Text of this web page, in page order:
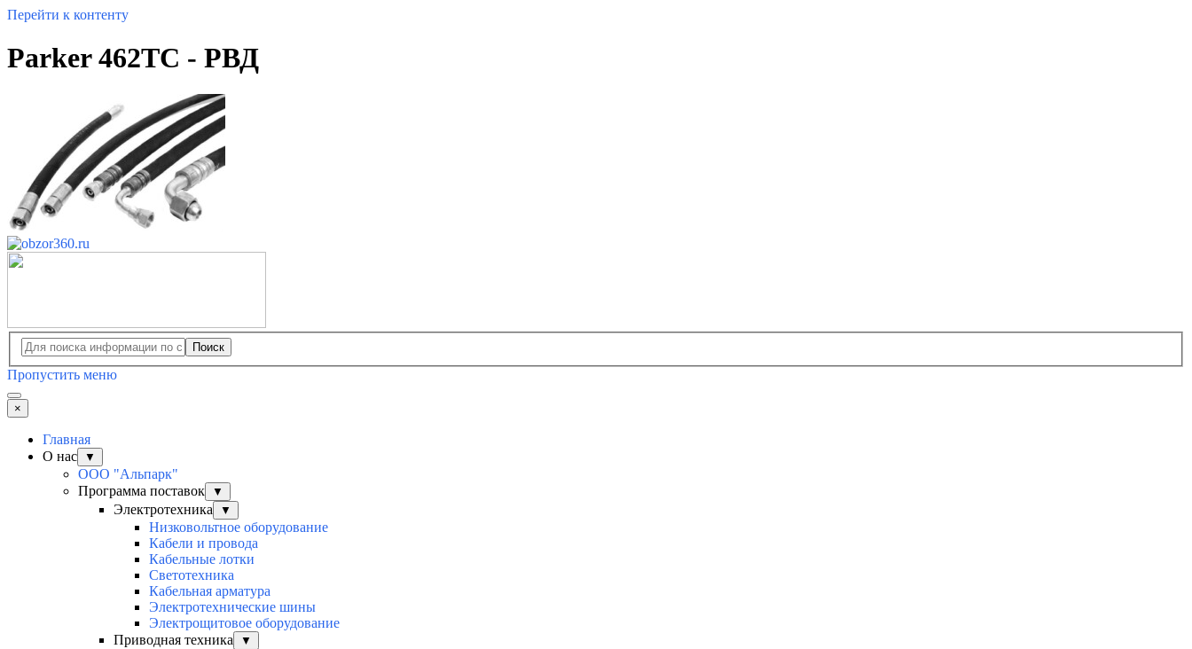
Перейти к контенту
Parker 462TC - РВД
Поиск
Пропустить меню
×
Главная
О нас
▼
ООО "Альпарк"
Программа поставок
▼
Электротехника ▼
Низковольтное оборудование
Кабели и провода
Кабельные лотки
Светотехника
Кабельная арматура
Электротехнические шины
Электрощитовое оборудование
Приводная техника
▼